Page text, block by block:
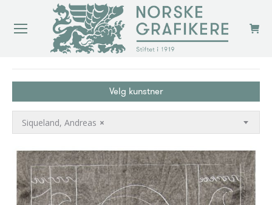
Velg kunstner
×
Siqueland, Andreas